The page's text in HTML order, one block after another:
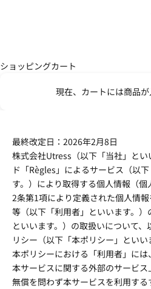
ショッピングカート
現在、カートには商品が
最終改定日：2026年2月8日
株式会社Utress（以下「当社」と
ド「Règles」によるサービス（以
す。）により取得する個人情報（
2条第1項により定義された個人情
等（以下「利用者」といいます。）
といいます。）の取扱いについて
リシー（以下「本ポリシー」といい
本ポリシーにおける「利用者」に
本サービスに関する外部のサービ
無償を問わず本サービスを利用す